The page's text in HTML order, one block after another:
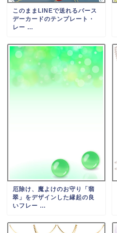
このままLINEで送れるバース
デーカードのテンプレート・
レー …
厄除け、魔よけのお守り「翡
翠」をデザインした縁起の良
いフレー …